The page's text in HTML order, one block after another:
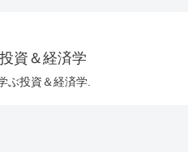
資＆経済学
ぶ投資＆経済学.